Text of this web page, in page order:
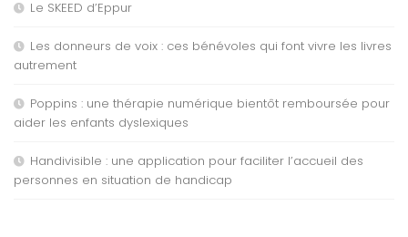
Le SKEED d’Eppur
Les donneurs de voix : ces bénévoles qui font vivre les livres
autrement
Poppins : une thérapie numérique bientôt remboursée pour
aider les enfants dyslexiques
Handivisible : une application pour faciliter l’accueil des
personnes en situation de handicap